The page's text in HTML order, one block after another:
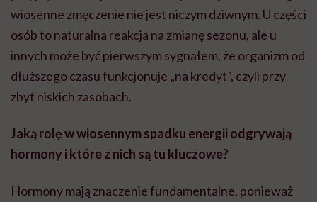
wiosenne zmęczenie nie jest niczym dziwnym. U części
osób to naturalna reakcja na zmianę sezonu, ale u
innych może być pierwszym sygnałem, że organizm od
dłuższego czasu funkcjonuje „na kredyt”, czyli przy
zbyt niskich zasobach.
Jaką rolę w wiosennym spadku energii odgrywają
hormony i które z nich są tu kluczowe?
Hormony mają znaczenie fundamentalne, ponieważ